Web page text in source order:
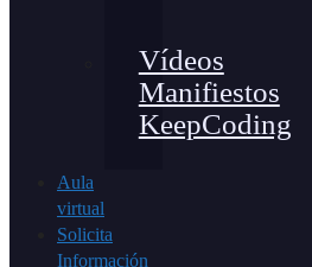
Vídeos
Manifiestos
KeepCoding
Aula
virtual
Solicita
Información